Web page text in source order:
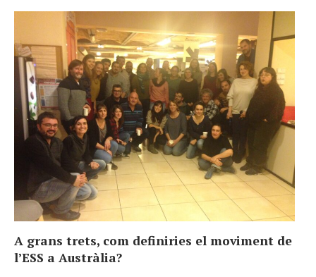
A grans trets, com definiries el moviment de
l’ESS a Austràlia?